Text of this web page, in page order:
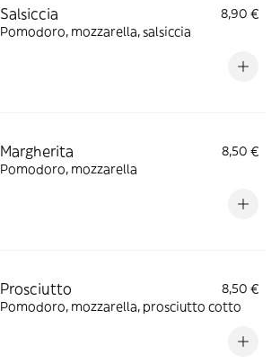
Salsiccia
8,90 €
Pomodoro, mozzarella, salsiccia
Margherita
8,50 €
Pomodoro, mozzarella
Prosciutto
8,50 €
Pomodoro, mozzarella, prosciutto cotto